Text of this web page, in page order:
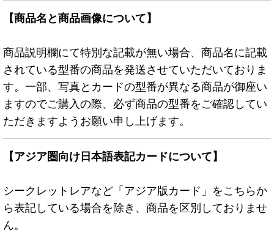
【商品名と商品画像について】
商品説明欄にて特別な記載が無い場合、商品名に記載
されている型番の商品を発送させていただいておりま
す。一部、写真とカードの型番が異なる商品が御座い
ますのでご購入の際、必ず商品の型番をご確認してい
ただきますようお願い申し上げます。
【アジア圏向け日本語表記カードについて】
シークレットレアなど「アジア版カード」をこちらか
ら表記している場合を除き、商品を区別しておりませ
ん。